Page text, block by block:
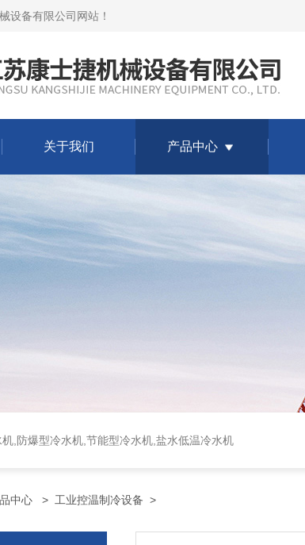
设备有限公司网站 ！
关于我们 产品中心
机,防爆型冷水机,节能型冷水机,盐水低温冷水机
中心 > 工业控温制冷设备 >